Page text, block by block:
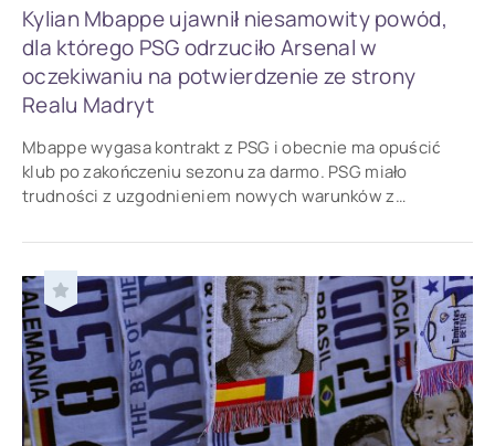
Kylian Mbappe ujawnił niesamowity powód,
dla którego PSG odrzuciło Arsenal w
oczekiwaniu na potwierdzenie ze strony
Realu Madryt
Mbappe wygasa kontrakt z PSG i obecnie ma opuścić
klub po zakończeniu sezonu za darmo. PSG miało
trudności z uzgodnieniem nowych warunków z